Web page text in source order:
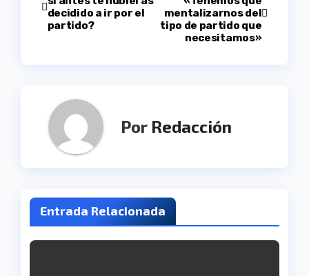
de
mentalizarnos del
tipo de partido que
necesitamos»
decidido a ir por el
partido?
Por Redacción
Entrada Relacionada